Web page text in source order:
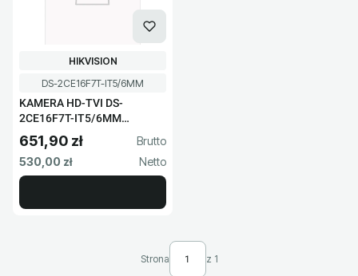
Kod produktu
DS-2CE16F7T-IT5/6MM
KAMERA HD-TVI DS-
2CE16F7T-IT5/6MM
HIKVISION
PRODUCENT
HIKVISION
Cena brutto
651,90 zł
Cena netto
530,00 zł
Strona z 1